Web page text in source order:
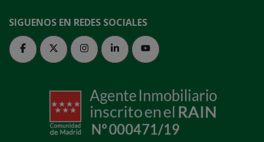
SIGUENOS EN REDES SOCIALES